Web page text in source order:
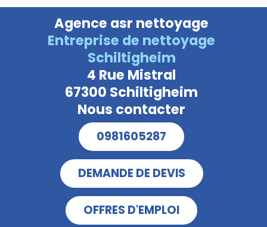
Agence asr nettoyage
Entreprise de nettoyage
Schiltigheim
4 Rue Mistral
67300 Schiltigheim
Nous contacter
0981605287
DEMANDE DE DEVIS
OFFRES D'EMPLOI